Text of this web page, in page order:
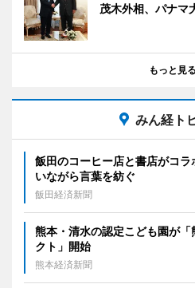
茂木外相、パナマ
もっと見る
みん経ト
飯田のコーヒー店と書店がコ
いながら言葉を紡ぐ
飯田経済新聞
熊本・清水の認定こども園が
クト」開始
熊本経済新聞